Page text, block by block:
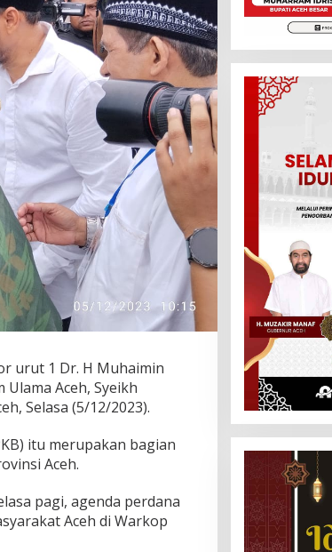
urut 1 Dr. H Muhaimin
Aceh, Syeikh
Selasa (5/12/2023).
itu merupakan bagian
Aceh.
pagi, agenda perdana
Aceh di Warkop